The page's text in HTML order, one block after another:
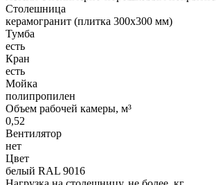
Столешница
керамогранит (плитка 300х300 мм)
Тумба
есть
Кран
есть
Мойка
полипропилен
Объем рабочей камеры, м³
0,52
Вентилятор
нет
Цвет
белый RAL 9016